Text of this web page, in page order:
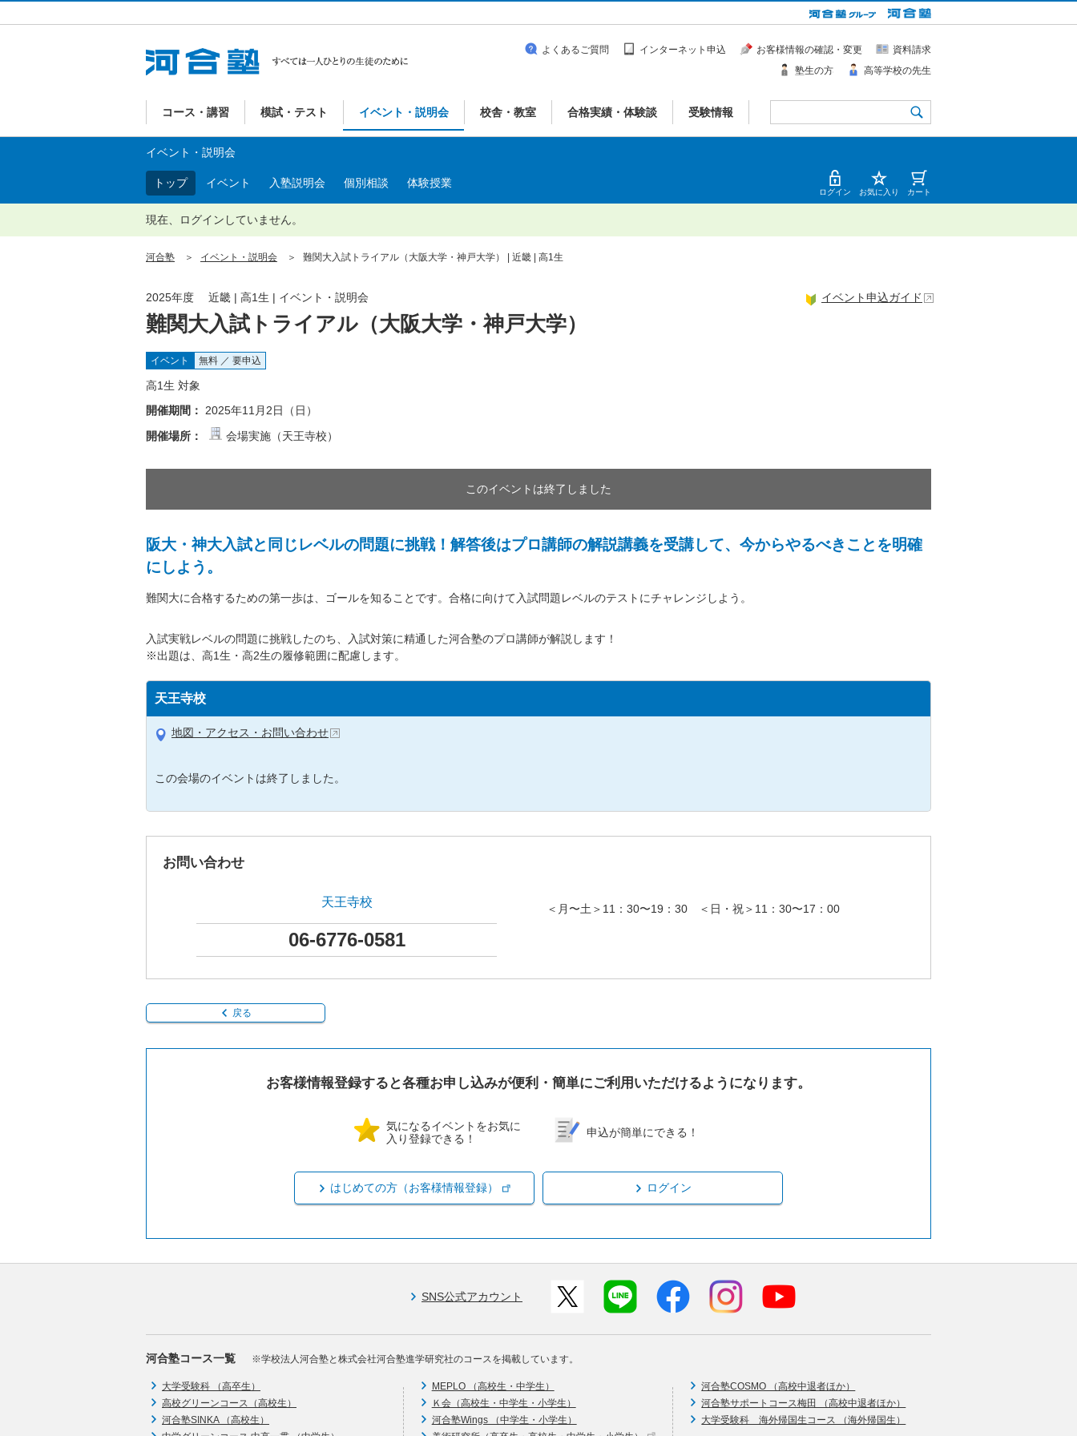
コース・講習 模試・テスト イベント・説明会 校舎・教室 合格実績・体験談 受験情報
よくあるご質問 インターネット申込 お客様情報の確認・変更
資料請求
塾生の方
高等学校の先生
イベント・説明会
トップ イベント 入塾説明会 個別相談 体験授業
ログイン お気に入り カート
現在、ログインしていません。
河合塾 イベント・説明会 難関大入試トライアル（大阪大学・神戸大学） | 近畿 | 高1生
難関大入試トライアル（大阪大学・神戸大学）
2025年度 近畿 | 高1生 | イベント・説明会 イベント申込ガイド
イベント 無料 ／ 要申込
高1生 対象
開催期間： 2025年11月2日（日）
開催場所：
会場実施（天王寺校）
このイベントは終了しました
阪大・神大入試と同じレベルの問題に挑戦！解答後はプロ講師の解説講義を受講して、今からやるべきことを明確
にしよう。
難関大に合格するための第一歩は、ゴールを知ることです。合格に向けて入試問題レベルのテストにチャレンジしよう。
入試実戦レベルの問題に挑戦したのち、入試対策に精通した河合塾のプロ講師が解説します！
※出題は、高1生・高2生の履修範囲に配慮します。
天王寺校
地図・アクセス・お問い合わせ
この会場のイベントは終了しました。
お問い合わせ
天王寺校
06-6776-0581
＜月〜土＞11：30〜19：30 ＜日・祝＞11：30〜17：00
戻る
お客様情報登録すると各種お申し込みが便利・簡単にご利用いただけるようになります。
気になるイベントをお気に
入り登録できる！
申込が簡単にできる！
はじめての方（お客様情報登録） ログイン
SNS公式アカウント
河合塾コース一覧 ※学校法人河合塾と株式会社河合塾進学研究社のコースを掲載しています。
大学受験科 （高卒生）
高校グリーンコース（高校生）
河合塾SINKA （高校生）
MEPLO （高校生・中学生）
Ｋ会（高校生・中学生・小学生）
河合塾Wings （中学生・小学生）
河合塾COSMO （高校中退者ほか）
河合塾サポートコース梅田 （高校中退者ほか）
大学受験科 海外帰国生コース （海外帰国生）